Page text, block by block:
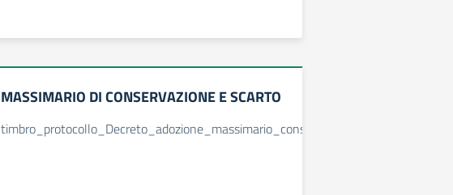
MASSIMARIO DI CONSERVAZIONE E SCARTO